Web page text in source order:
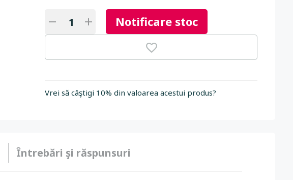
Notificare stoc
Vrei să câştigi 10% din valoarea acestui produs?
Întrebări şi răspunsuri